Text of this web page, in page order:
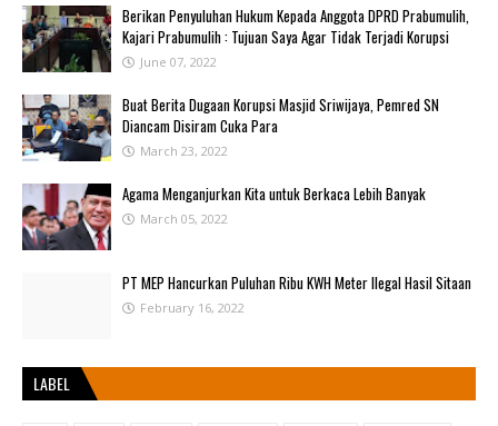
Berikan Penyuluhan Hukum Kepada Anggota DPRD Prabumulih,
Kajari Prabumulih : Tujuan Saya Agar Tidak Terjadi Korupsi
June 07, 2022
Buat Berita Dugaan Korupsi Masjid Sriwijaya, Pemred SN
Diancam Disiram Cuka Para
March 23, 2022
Agama Menganjurkan Kita untuk Berkaca Lebih Banyak
March 05, 2022
PT MEP Hancurkan Puluhan Ribu KWH Meter Ilegal Hasil Sitaan
February 16, 2022
LABEL